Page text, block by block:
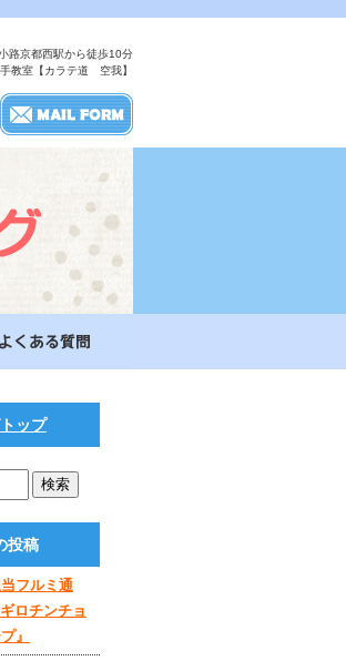
京都西駅から徒歩10分
教室【カラテ道 空我】
ップ
投稿
当フルミ通
ロチンチョ
』